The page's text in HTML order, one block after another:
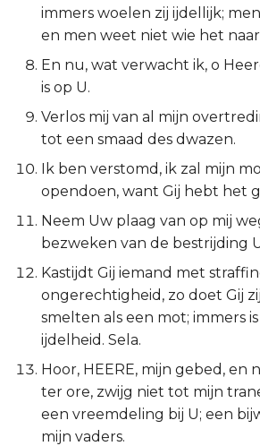
2 Thessalonicenzen
1 Timótheüs
2 Timótheüs
Titus
Filémon
Hebreeën
Jakobus
1 Petrus
2 Petrus
1 Johannes
immers woelen zij ijdellijk;
en men weet niet wie het
En nu, wat verwacht ik, o
is op U.
Verlos mij van al mijn
tot een smaad des dwazen.
Ik ben verstomd, ik zal mijn
opendoen, want Gij hebt het
Neem Uw plaag van op mij
bezweken van de bestrijding
Kastijdt Gij iemand met
ongerechtigheid, zo doet Gij
smelten als een mot; immers
ijdelheid. Sela.
Hoor, HEERE, mijn gebed, en
ter ore, zwijg niet tot mijn
een vreemdeling bij U; een
mijn vaders.